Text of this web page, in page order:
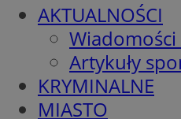
AKTUALNOŚCI
Artykuły
KRYMINALNE
MIASTO